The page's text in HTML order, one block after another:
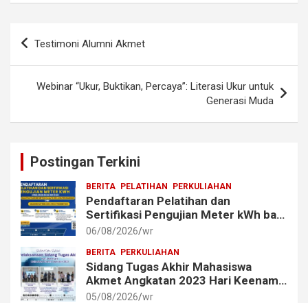
Post
navigation
Testimoni Alumni Akmet
Webinar “Ukur, Buktikan, Percaya”: Literasi Ukur untuk
Generasi Muda
Postingan Terkini
BERITA PELATIHAN PERKULIAHAN
Pendaftaran Pelatihan dan
Sertifikasi Pengujian Meter kWh bagi
Mahasiswa dan Alumni Akmet
06/08/2026 wr
BERITA PERKULIAHAN
Sidang Tugas Akhir Mahasiswa
Akmet Angkatan 2023 Hari Keenam
Berlangsung Lancar
05/08/2026 wr